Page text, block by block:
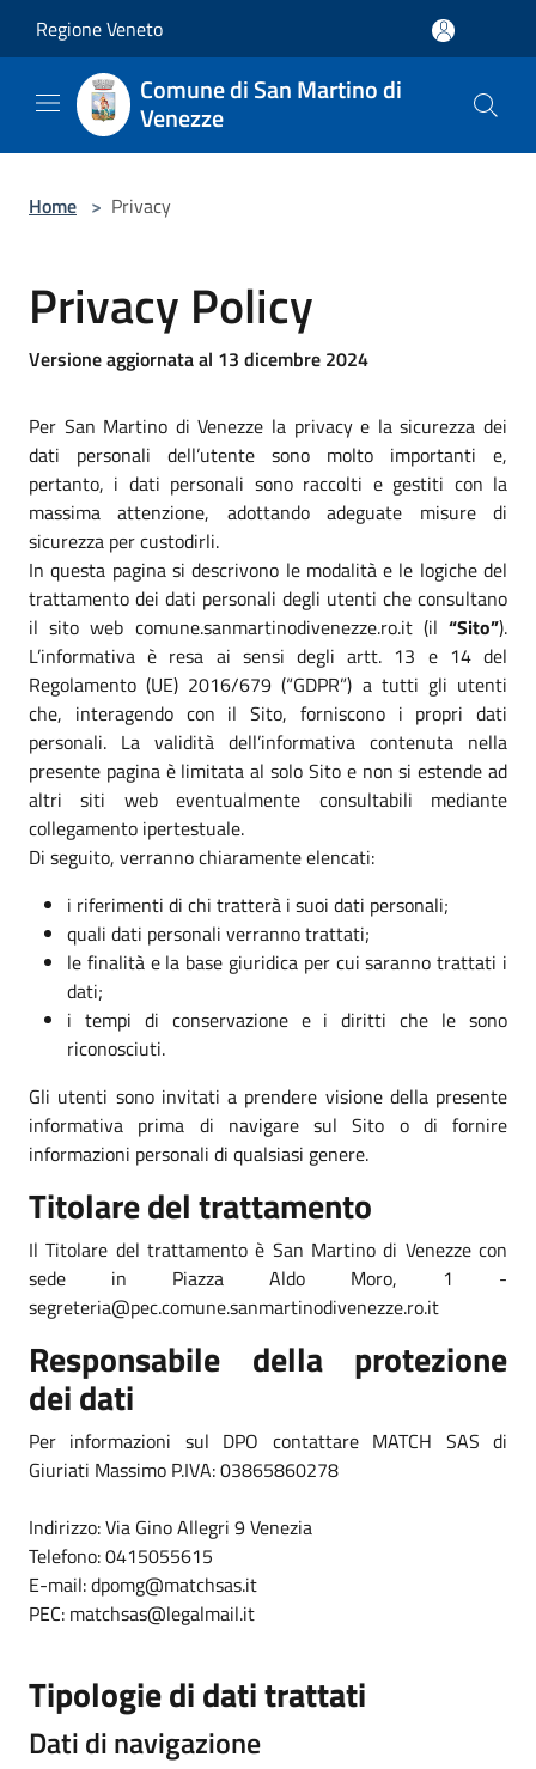
Regione Veneto
Comune di San Martino di
Venezze
Home > Privacy
Privacy Policy
Versione aggiornata al 13 dicembre 2024
Per San Martino di Venezze la privacy e la sicurezza dei
dati personali dell’utente sono molto importanti e,
pertanto, i dati personali sono raccolti e gestiti con la
massima attenzione, adottando adeguate misure di
sicurezza per custodirli.
In questa pagina si descrivono le modalità e le logiche del
trattamento dei dati personali degli utenti che consultano
il sito web comune.sanmartinodivenezze.ro.it (il “Sito”).
L’informativa è resa ai sensi degli artt. 13 e 14 del
Regolamento (UE) 2016/679 (“GDPR”) a tutti gli utenti
che, interagendo con il Sito, forniscono i propri dati
personali. La validità dell’informativa contenuta nella
presente pagina è limitata al solo Sito e non si estende ad
altri siti web eventualmente consultabili mediante
collegamento ipertestuale.
Di seguito, verranno chiaramente elencati:
i riferimenti di chi tratterà i suoi dati personali;
quali dati personali verranno trattati;
le finalità e la base giuridica per cui saranno trattati i
dati;
i tempi di conservazione e i diritti che le sono
riconosciuti.
Gli utenti sono invitati a prendere visione della presente
informativa prima di navigare sul Sito o di fornire
informazioni personali di qualsiasi genere.
Titolare del trattamento
Il Titolare del trattamento è San Martino di Venezze con
sede in Piazza Aldo Moro, 1 -
segreteria@pec.comune.sanmartinodivenezze.ro.it
Responsabile della protezione
dei dati
Per informazioni sul DPO contattare MATCH SAS di
Giuriati Massimo P.IVA: 03865860278
Indirizzo: Via Gino Allegri 9 Venezia
Telefono: 0415055615
E-mail: dpomg@matchsas.it
PEC: matchsas@legalmail.it
Tipologie di dati trattati
Dati di navigazione